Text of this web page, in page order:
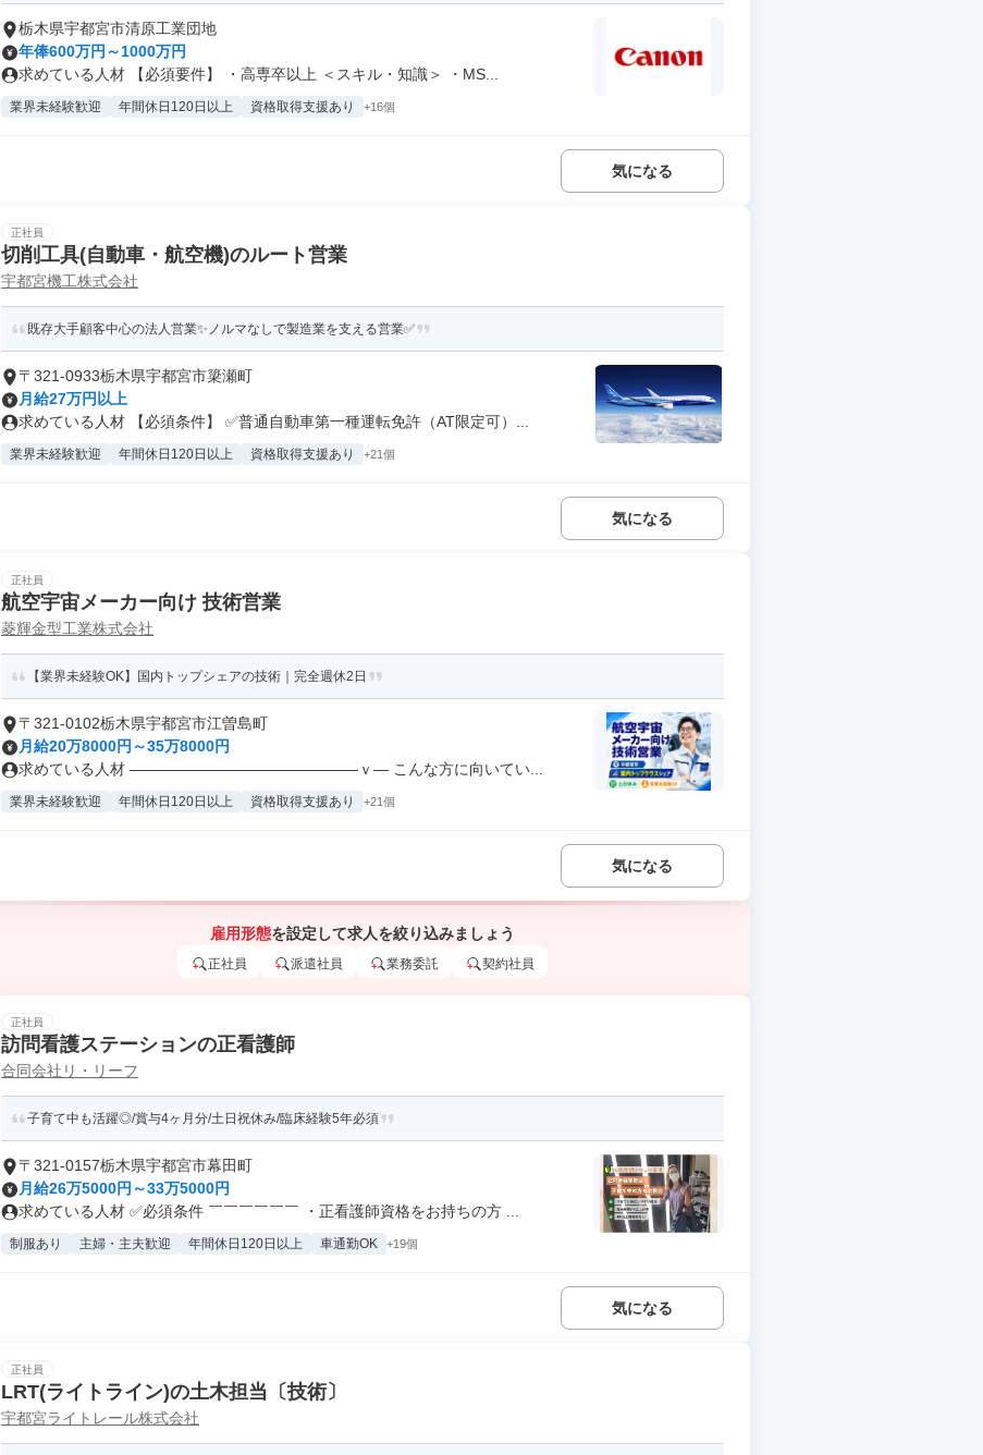
栃木県宇都宮市清原工業団地
年俸600万円～1000万円
求めている人材 【必須要件】 ・高専卒以上 ＜スキル・知識＞ ・MS...
業界未経験歓迎 年間休日120日以上 資格取得支援あり +16個
気になる
正社員
切削工具(自動車・航空機)のルート営業
宇都宮機工株式会社
既存大手顧客中心の法人営業✨ノルマなしで製造業を支える営業✅
〒321-0933栃木県宇都宮市簗瀬町
月給27万円以上
求めている人材 【必須条件】 ✅普通自動車第一種運転免許（AT限定可）...
業界未経験歓迎 年間休日120日以上 資格取得支援あり +21個
気になる
正社員
航空宇宙メーカー向け 技術営業
菱輝金型工業株式会社
【業界未経験OK】国内トップシェアの技術｜完全週休2日
〒321-0102栃木県宇都宮市江曽島町
月給20万8000円～35万8000円
求めている人材 ―――――――――――――――ｖ― こんな方に向いてい...
業界未経験歓迎 年間休日120日以上 資格取得支援あり +21個
気になる
雇用形態を設定して求人を絞り込みましょう
正社員 派遣社員 業務委託 契約社員
正社員
訪問看護ステーションの正看護師
合同会社リ・リーフ
子育て中も活躍◎/賞与4ヶ月分/土日祝休み/臨床経験5年必須
〒321-0157栃木県宇都宮市幕田町
月給26万5000円～33万5000円
求めている人材 ✅必須条件 ￣￣￣￣￣￣ ・正看護師資格をお持ちの方 ...
制服あり 主婦・主夫歓迎 年間休日120日以上 車通勤OK +19個
気になる
正社員
LRT(ライトライン)の土木担当〔技術〕
宇都宮ライトレール株式会社